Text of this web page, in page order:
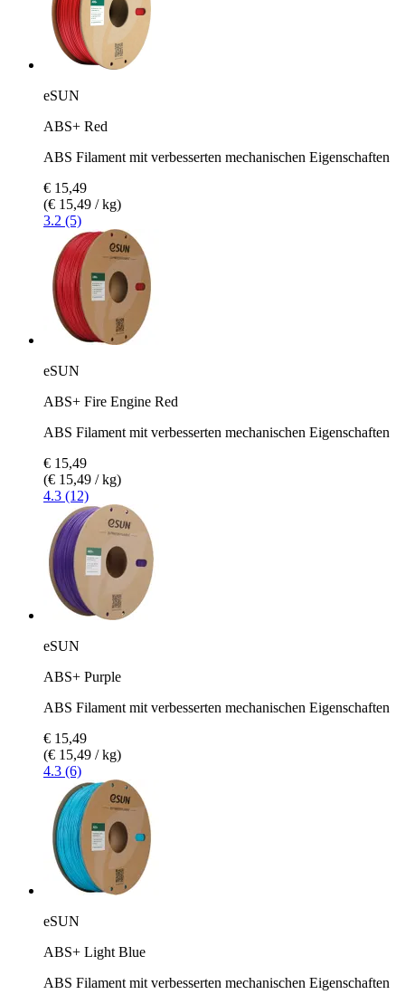
eSUN
ABS+ Red
ABS Filament mit verbesserten mechanischen Eigenschaften
€ 15,49
(€ 15,49 / kg)
3.2 (5)
eSUN
ABS+ Fire Engine Red
ABS Filament mit verbesserten mechanischen Eigenschaften
€ 15,49
(€ 15,49 / kg)
4.3 (12)
eSUN
ABS+ Purple
ABS Filament mit verbesserten mechanischen Eigenschaften
€ 15,49
(€ 15,49 / kg)
4.3 (6)
eSUN
ABS+ Light Blue
ABS Filament mit verbesserten mechanischen Eigenschaften